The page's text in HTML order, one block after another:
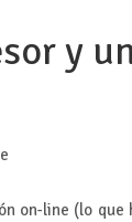
y
on-line (lo que